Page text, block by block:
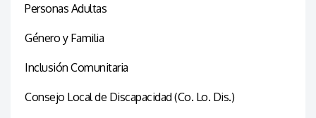
Personas Adultas
Género y Familia
Inclusión Comunitaria
Consejo Local de Discapacidad (Co. Lo. Dis.)